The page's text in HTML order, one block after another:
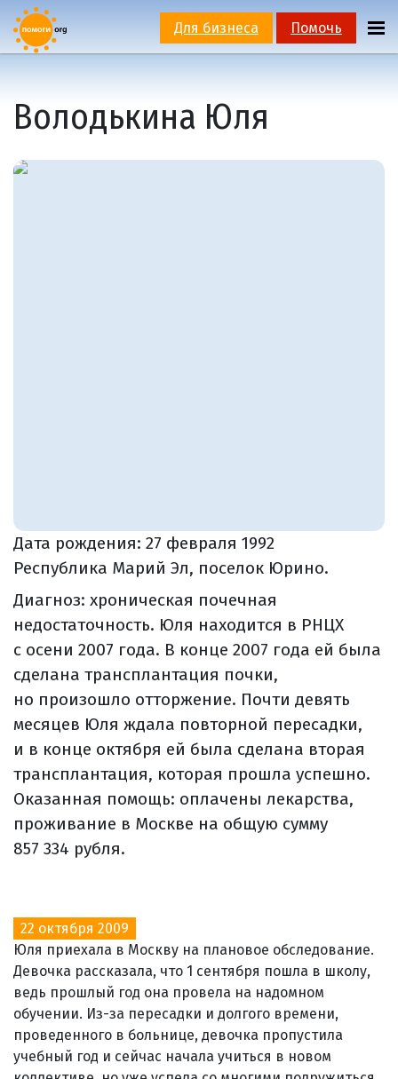
Для бизнеса Помочь
Володькина Юля
Дата рождения: 27 февраля 1992
Республика Марий Эл, поселок Юрино.
Диагноз: хроническая почечная
недостаточность. Юля находится в РНЦХ
с осени 2007 года. В конце 2007 года ей была
сделана трансплантация почки,
но произошло отторжение. Почти девять
месяцев Юля ждала повторной пересадки,
и в конце октября ей была сделана вторая
трансплантация, которая прошла успешно.
Оказанная помощь: оплачены лекарства,
проживание в Москве на общую сумму
857 334 рубля.
22 октября 2009
Юля приехала в Москву на плановое обследование.
Девочка рассказала, что 1 сентября пошла в школу,
ведь прошлый год она провела на надомном
обучении. Из-за пересадки и долгого времени,
проведенного в больнице, девочка пропустила
учебный год и сейчас начала учиться в новом